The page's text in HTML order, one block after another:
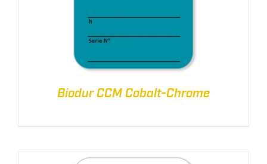
Biodur CCM Cobalt-Chrome